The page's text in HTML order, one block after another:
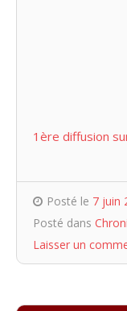
1ère diffusion
Posté le 7 juin
Posté dans
Laisser un